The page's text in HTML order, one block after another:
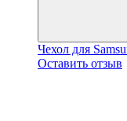
Чехол для
Оставить отзыв